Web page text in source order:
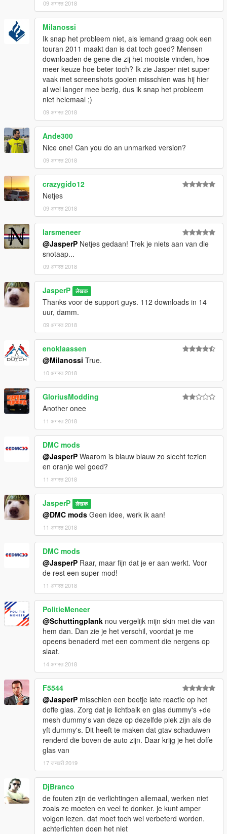
09 अगस्त 2018
Milanossi
Ik snap het probleem niet, als iemand graag ook een
touran 2011 maakt dan is dat toch goed? Mensen
downloaden de gene die zij het mooiste vinden, hoe
meer keuze hoe beter toch? Ik zie Jasper niet super
vaak met screenshots gooien misschien was hij hier
al wel langer mee bezig, dus ik snap het probleem
niet helemaal ;)
09 अगस्त 2018
Ande300
Nice one! Can you do an unmarked version?
09 अगस्त 2018
crazygido12
Netjes
09 अगस्त 2018
larsmeneer
@JasperP Netjes gedaan! Trek je niets aan van die
snotaap...
09 अगस्त 2018
JasperP लेखक
Thanks voor de support guys. 112 downloads in 14
uur, damm.
09 अगस्त 2018
enoklaassen
@Milanossi True.
10 अगस्त 2018
GloriusModding
Another onee
11 अगस्त 2018
DMC mods
@JasperP Waarom is blauw blauw zo slecht tezien
en oranje wel goed?
11 अगस्त 2018
JasperP लेखक
@DMC mods Geen idee, werk ik aan!
11 अगस्त 2018
DMC mods
@JasperP Raar, maar fijn dat je er aan werkt. Voor
de rest een super mod!
11 अगस्त 2018
PolitieMeneer
@Schuttingplank nou vergelijk mijn skin met die van
hem dan. Dan zie je het verschil, voordat je me
opeens benaderd met een comment die nergens op
slaat.
14 अगस्त 2018
F5544
@JasperP misschien een beetje late reactie op het
doffe glas. Zorg dat je lichtbalk en glas dummy's +de
mesh dummy's van deze op dezelfde plek zijn als de
yft dummy's. Dit heeft te maken dat gtav schaduwen
renderd die boven de auto zijn. Daar krijg je het doffe
glas van
17 जनवरी 2019
DjBranco
de fouten zijn de verlichtingen allemaal, werken niet
zoals ze moeten en veel te donker. je kunt amper
volgen lezen. dat moet toch wel verbeterd worden.
achterlichten doen het niet